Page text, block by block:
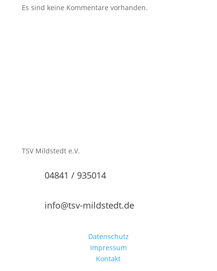
Es sind keine Kommentare vorhanden.
TSV Mildstedt e.V.
04841 / 935014
info@tsv-mildstedt.de
Datenschutz
Impressum
Kontakt